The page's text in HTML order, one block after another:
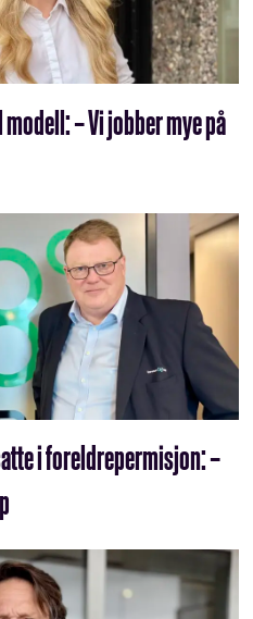
– Vi jobber mye på
i foreldrepermisjon: –